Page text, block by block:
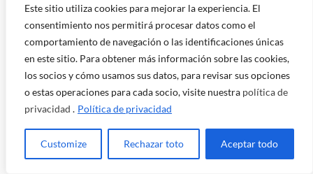
Este sitio utiliza cookies para mejorar la experiencia. El
consentimiento nos permitirá procesar datos como el
comportamiento de navegación o las identificaciones únicas
en este sitio. Para obtener más información sobre las cookies,
los socios y cómo usamos sus datos, para revisar sus opciones
o estas operaciones para cada socio, visite nuestra política de
privacidad . Política de privacidad
Customize Rechazar toto Aceptar todo
hay exiliados”
reportepublico
Lo más indignante es la indiferencia
Crónicas deportivas de un país subdesarrollado
Cómo transformar el sistema alimentario sin dejar a nadie